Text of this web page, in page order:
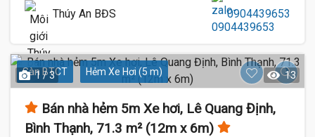
Thúy An BĐS 0904439653
Sàn BTCT Hẻm Xe Hơi (5 m)
1 / 3 13
Bán nhà hẻm 5m Xe hơi, Lê Quang Định,
Bình Thạnh, 71.3 m² (12m x 6m)